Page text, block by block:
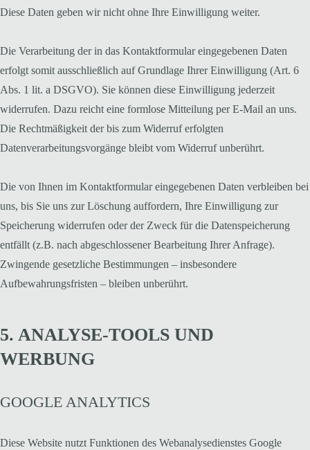
Diese Daten geben wir nicht ohne Ihre Einwilligung weiter.
Die Verarbeitung der in das Kontaktformular eingegebenen Daten
erfolgt somit ausschließlich auf Grundlage Ihrer Einwilligung (Art. 6
Abs. 1 lit. a DSGVO). Sie können diese Einwilligung jederzeit
widerrufen. Dazu reicht eine formlose Mitteilung per E-Mail an uns.
Die Rechtmäßigkeit der bis zum Widerruf erfolgten
Datenverarbeitungsvorgänge bleibt vom Widerruf unberührt.
Die von Ihnen im Kontaktformular eingegebenen Daten verbleiben bei
uns, bis Sie uns zur Löschung auffordern, Ihre Einwilligung zur
Speicherung widerrufen oder der Zweck für die Datenspeicherung
entfällt (z.B. nach abgeschlossener Bearbeitung Ihrer Anfrage).
Zwingende gesetzliche Bestimmungen – insbesondere
Aufbewahrungsfristen – bleiben unberührt.
5. ANALYSE-TOOLS UND
WERBUNG
GOOGLE ANALYTICS
Diese Website nutzt Funktionen des Webanalysedienstes Google